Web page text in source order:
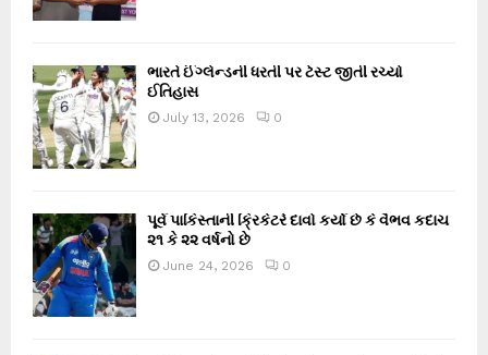
ભારતે ઈંગ્લેન્ડની ધરતી પર ટેસ્ટ જીતી રચ્યો
ઈતિહાસ
July 13, 2026 0
પૂર્વ પાકિસ્તાની ક્રિકેટરે દાવો કર્યો છે કે વૈભવ કદાચ
૨૧ કે ૨૨ વર્ષનો છે
June 24, 2026 0